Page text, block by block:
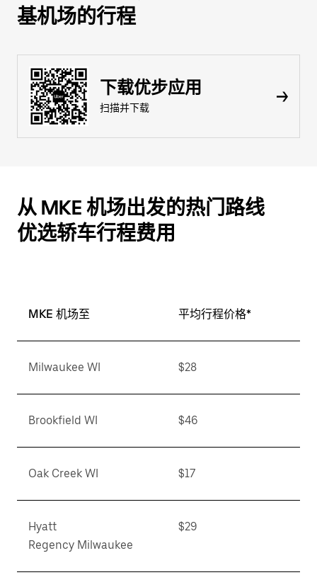
基机场的行程
下载优步应用
扫描并下载
从 MKE 机场出发的热门路线
优选轿车行程费用
MKE 机场至 平均行程价格*
Milwaukee WI $28
Brookfield WI $46
Oak Creek WI $17
Hyatt
Regency Milwaukee
$29